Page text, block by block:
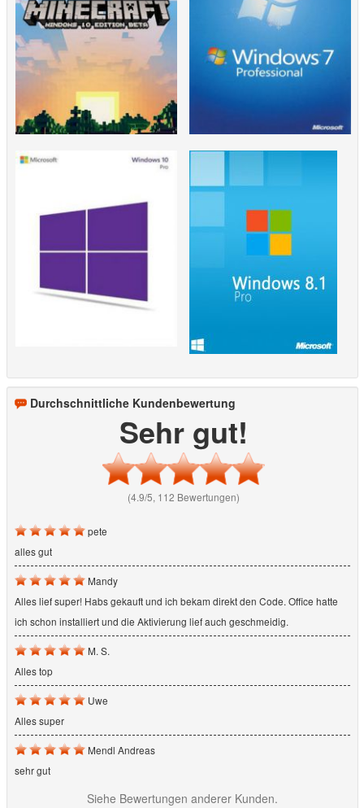
Durchschnittliche Kundenbewertung
Sehr gut!
(4.9/5, 112 Bewertungen)
pete
alles gut
Mandy
Alles lief super! Habs gekauft und ich bekam direkt den Code. Office hatte
ich schon installiert und die Aktivierung lief auch geschmeidig.
M. S.
Alles top
Uwe
Alles super
Mendl Andreas
sehr gut
Siehe Bewertungen anderer Kunden.